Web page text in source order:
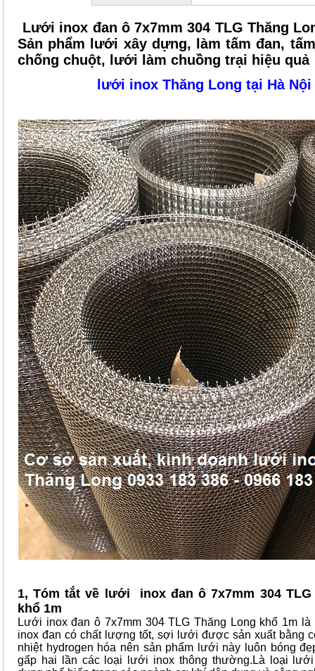
Lưới inox đan ô 7x7mm 304 TLG Thăng
Sản phẩm lưới xây dựng, làm tấm đan,
chống chuột, lưới làm chuồng trại hiệu quả
lưới inox Thăng Long tại Hà Nội
1, Tóm tắt về lưới inox đan ô 7x7mm 304 TLG
khổ 1m
Lưới inox đan ô 7x7mm 304 TLG Thăng Long khổ 1m
inox đan có chất lượng tốt, sợi lưới được sản xuất bằng
nhiệt hydrogen hóa nên sản phẩm lưới này luôn bóng
gấp hai lần các loại lưới inox thông thường.Là loại